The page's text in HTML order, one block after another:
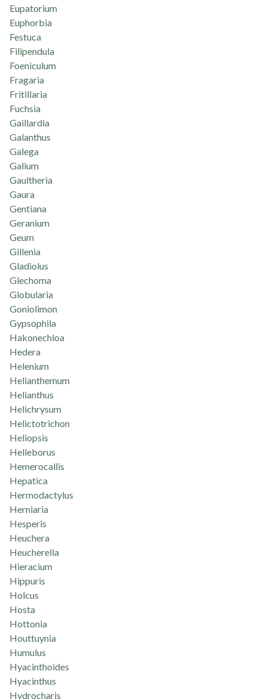
Eupatorium
Euphorbia
Festuca
Filipendula
Foeniculum
Fragaria
Fritillaria
Fuchsia
Gaillardia
Galanthus
Galega
Galium
Gaultheria
Gaura
Gentiana
Geranium
Geum
Gillenia
Gladiolus
Glechoma
Globularia
Goniolimon
Gypsophila
Hakonechloa
Hedera
Helenium
Helianthemum
Helianthus
Helichrysum
Helictotrichon
Heliopsis
Helleborus
Hemerocallis
Hepatica
Hermodactylus
Herniaria
Hesperis
Heuchera
Heucherella
Hieracium
Hippuris
Holcus
Hosta
Hottonia
Houttuynia
Humulus
Hyacinthoides
Hyacinthus
Hydrocharis